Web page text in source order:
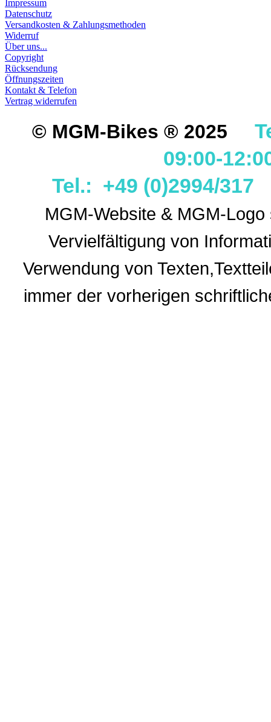
Impressum
Datenschutz
Versandkosten & Zahlungsmethoden
Widerruf
Über uns...
Copyright
Rücksendung
Öffnungszeiten
Kontakt & Telefon
Vertrag widerrufen
© MGM-Bikes ® 2025
09:00-
Tel.: +49 (0)2994/
MGM-Website & MGM-
Vervielfältigung von
Verwendung von
immer der vorherigen